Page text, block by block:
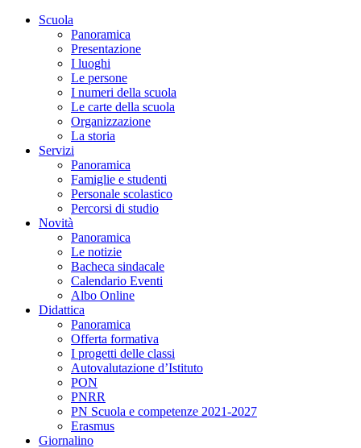
Scuola
Panoramica
Presentazione
I luoghi
Le persone
I numeri della scuola
Le carte della scuola
Organizzazione
La storia
Servizi
Panoramica
Famiglie e studenti
Personale scolastico
Percorsi di studio
Novità
Panoramica
Le notizie
Bacheca sindacale
Calendario Eventi
Albo Online
Didattica
Panoramica
Offerta formativa
I progetti delle classi
Autovalutazione d’Istituto
PON
PNRR
PN Scuola e competenze 2021-2027
Erasmus
Giornalino